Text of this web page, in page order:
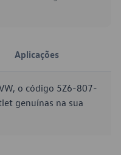
Aplicações
o código 5Z6-807-
genuínas na sua